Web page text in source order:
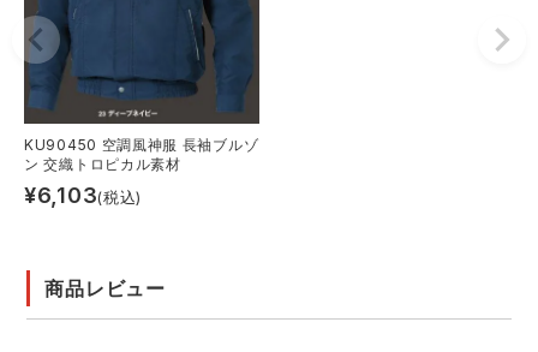
KU90450 空調風神服 長袖ブルゾ
ン 交織トロピカル素材
¥6,103(税込)
商品レビュー